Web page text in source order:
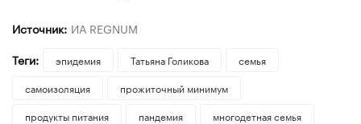
Источник: ИА REGNUM
Теги:
эпидемия ​Татьяна Голикова
семья
самоизоляция
прожиточный минимум
продукты питания
пандемия
многодетная семья